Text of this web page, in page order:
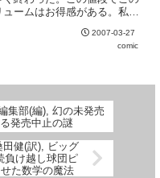
ュームはお得感がある。私の
のではないが、読み物として
白い。ただし下ネタが多いの
2007-03-27
comic
集部(編), 幻の未発売
発売中止の謎
田健(訳), ビッグ
負け越し球団ピ
た数学の魔法